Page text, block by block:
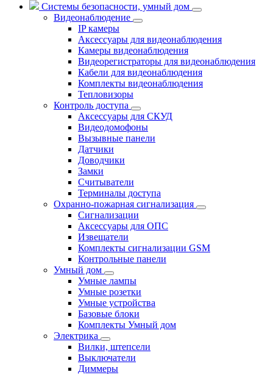
Системы безопасности, умный дом
Видеонаблюдение
IP камеры
Аксессуары для видеонаблюдения
Камеры видеонаблюдения
Видеорегистраторы для видеонаблюдения
Кабели для видеонаблюдения
Комплекты видеонаблюдения
Тепловизоры
Контроль доступа
Аксессуары для СКУД
Видеодомофоны
Вызывные панели
Датчики
Доводчики
Замки
Считыватели
Терминалы доступа
Охранно-пожарная сигнализация
Сигнализации
Аксессуары для ОПС
Извещатели
Комплекты сигнализации GSM
Контрольные панели
Умный дом
Умные лампы
Умные розетки
Умные устройства
Базовые блоки
Комплекты Умный дом
Электрика
Вилки, штепсели
Выключатели
Диммеры